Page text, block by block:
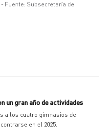
- Fuente: Subsecretaría de
un gran año de actividades
a los cuatro gimnasios de
en el 2025.